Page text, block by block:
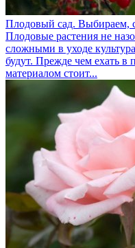
Плодовый сад. Выбираем,
Плодовые растения не
сложными в уходе
будут. Прежде чем ехать
материалом стоит...